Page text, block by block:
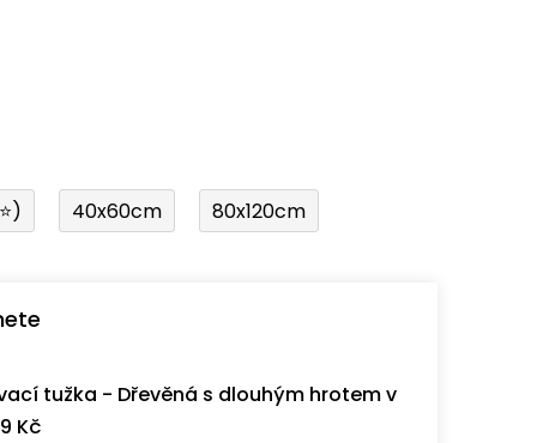
40x60cm 80x120cm
tužka - Dřevěná s dlouhým hrotem v
Kč